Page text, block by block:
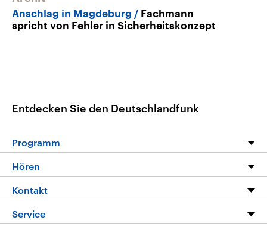
Anschlag in Magdeburg
Fachmann
spricht von Fehler in Sicherheitskonzept
Entdecken Sie den Deutschlandfunk
Programm
Programm
Die Nachrichten
Nachrichtenleicht
Hören
Livestream
Podcasts
Kontakt
Hörerservice
Service